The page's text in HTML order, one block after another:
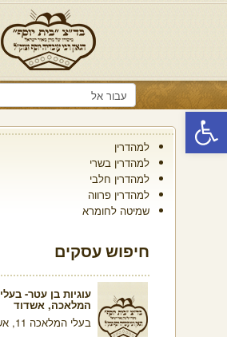
פתח סרגל נגישות
למהדרין
למהדרין בשרי
למהדרין חלבי
למהדרין פרווה
שמיטה לחומרא
חיפוש עסקים
עוגיות בן עטר- בעלי
המלאכה, אשדוד
בעלי המלאכה 11, אשדוד